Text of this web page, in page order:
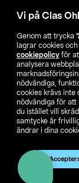
Vi på Clas
Genom att trycka
lagrar cookies
cookiepolicy för
analysera
nödvändiga,
cookies krävs inte
nödvändiga för att
du istället vill
samtycke är
ändrar i dina
Aktuellt
Våra bolag